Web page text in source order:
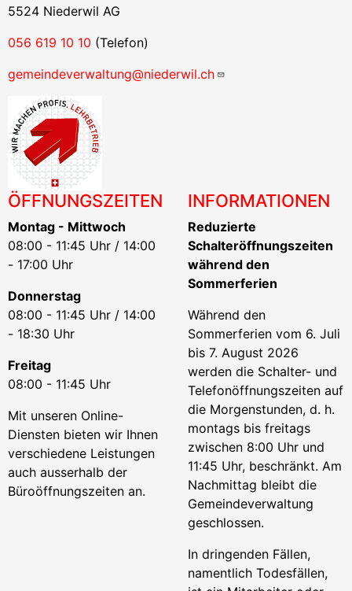
5524 Niederwil AG
056 619 10 10 (Telefon)
gemeindeverwaltung@niederwil.ch
ÖFFNUNGSZEITEN
Montag - Mittwoch
08:00 - 11:45 Uhr / 14:00
- 17:00 Uhr
Donnerstag
08:00 - 11:45 Uhr / 14:00
- 18:30 Uhr
Freitag
08:00 - 11:45 Uhr
Mit unseren Online-
Diensten bieten wir Ihnen
verschiedene Leistungen
auch ausserhalb der
Büroöffnungszeiten an.
INFORMATIONEN
Reduzierte
Schalteröffnungszeiten
während den
Sommerferien
Während den
Sommerferien vom 6. Juli
bis 7. August 2026
werden die Schalter- und
Telefonöffnungszeiten auf
die Morgenstunden, d. h.
montags bis freitags
zwischen 8:00 Uhr und
11:45 Uhr, beschränkt. Am
Nachmittag bleibt die
Gemeindeverwaltung
geschlossen.
In dringenden Fällen,
namentlich Todesfällen,